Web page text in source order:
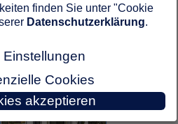
Spektral Haus
finden Sie unter "Cookie
Datenschutzerklärung.
Einstellungen
Cookies
akzeptieren